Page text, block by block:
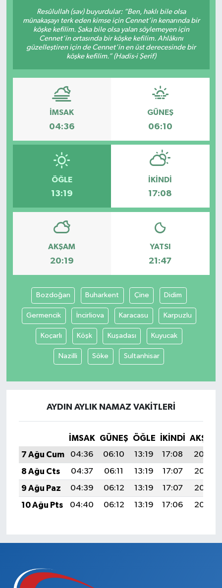
Resûlullah (sav) buyurdular: “Ben, haklı bile olsa
münakaşayı terk eden kimse için Cennet’in kenarında bir
köşke kefilim. Şaka bile olsa yalan söylemeyen için
Cennet’in ortasında bir köşke kefilim. Ahlâkını
güzelleştiren için de Cennet’in en üst derecesinde bir
köşke kefilim.” (Hadis-i Şerif)
İMSAK
04:36
GÜNEŞ
06:10
ÖĞLE
13:19
İKINDI
17:08
AKŞAM
20:19
YATSI
21:47
Bozdoğan Buharkent Çine Didim
Germencik İncirliova Karacasu Karpuzlu
Koçarlı Köşk Kuşadası Kuyucak
Nazilli Söke Sultanhisar
AYDIN AYLIK NAMAZ VAKITLERI
İMSAK GÜNEŞ ÖĞLE İKINDI
AKŞAM
7 Ağu Cum
04:36 06:10 13:19 17:08
20:19
8 Ağu Cts
04:37 06:11 13:19 17:07
20:18
9 Ağu Paz
04:39 06:12 13:19 17:07
20:17
10 Ağu Pts
04:40 06:12 13:19 17:06 20:16